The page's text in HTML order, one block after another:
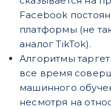
Facebook
платформы (не
аналог TikTok).
Алгоритмы
все время
машинного
несмотря на